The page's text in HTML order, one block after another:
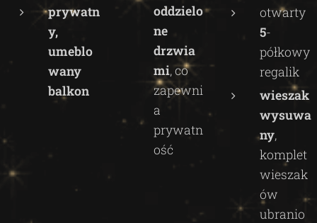
prywatn
y,
umeblo
wany
balkon
oddzielo
ne
drzwia
mi, co
zapewni
a
prywatn
ość
otwarty
5-
półkowy
regalik
wieszak
wysuwa
ny,
komplet
wieszak
ów
ubranio